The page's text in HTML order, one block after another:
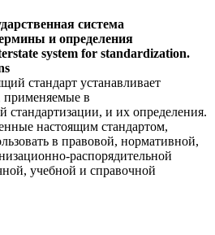
система
и определения
system for standardization.
стандарт устанавливает
в
стандартизации, и их определения.
настоящим стандартом,
в правовой, нормативной,
распорядительной
учебной и справочной